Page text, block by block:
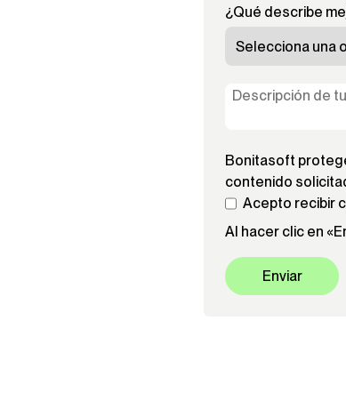
¿Qué describe
Bonitasoft
contenido
Acepto recibir
Al hacer clic en